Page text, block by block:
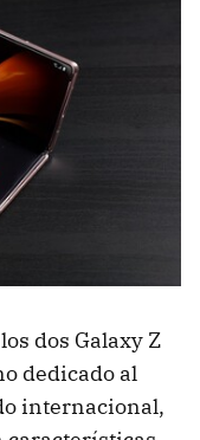
dos Galaxy Z
dedicado al
internacional,